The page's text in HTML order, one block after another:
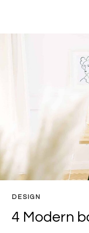
DESIGN
4 Modern